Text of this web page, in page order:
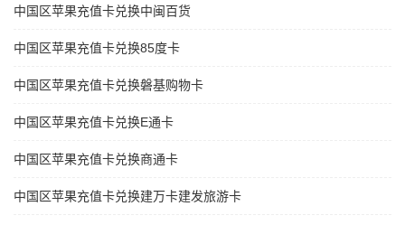
中国区苹果充值卡兑换中闽百货
中国区苹果充值卡兑换85度卡
中国区苹果充值卡兑换磐基购物卡
中国区苹果充值卡兑换E通卡
中国区苹果充值卡兑换商通卡
中国区苹果充值卡兑换建万卡建发旅游卡